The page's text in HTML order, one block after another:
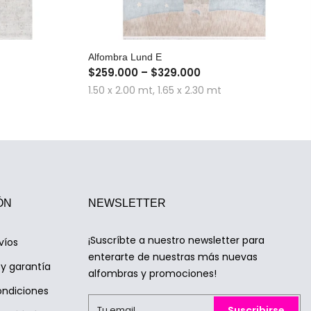
COMPRA RÁPIDA
Alfombra Lund E
$259.000 – $329.000
1.50 x 2.00 mt, 1.65 x 2.30 mt
garantía
NEWSLETTER
¡Suscríbte a nuestro newsletter para
enterarte de nuestras más nuevas
alfombras y promociones!